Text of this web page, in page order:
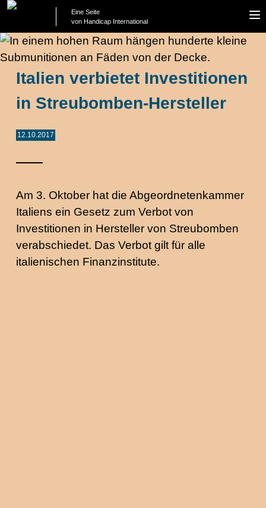
Eine Seite
von Handicap International
Italien verbietet Investitionen
in Streubomben-Hersteller
12.10.2017
Am 3. Oktober hat die Abgeordnetenkammer
Italiens ein Gesetz zum Verbot von
Investitionen in Hersteller von Streubomben
verabschiedet. Das Verbot gilt für alle
italienischen Finanzinstitute.